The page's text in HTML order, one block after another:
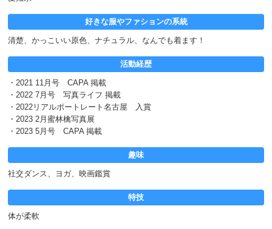
好きな服やファションの系統
清楚、かっこいい原色、ナチュラル、なんでも着ます！
活動経歴
・2021 11月号 CAPA 掲載
・2022 7月号 写真ライフ 掲載
・2022リアルポートレート名古屋 入賞
・2023 2月蜜林檎写真展
・2023 5月号 CAPA 掲載
趣味
社交ダンス、ヨガ、映画鑑賞
特技
体が柔軟